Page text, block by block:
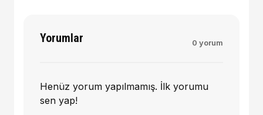
Yorumlar 0 yorum
Henüz yorum yapılmamış. İlk yorumu
sen yap!